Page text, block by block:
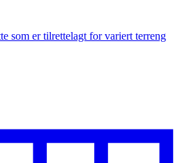
som er tilrettelagt for variert terreng